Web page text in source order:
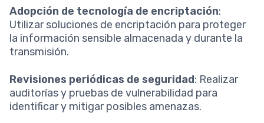
Adopción de tecnología de encriptación:
Utilizar soluciones de encriptación para proteger
la información sensible almacenada y durante la
transmisión.
Revisiones periódicas de seguridad: Realizar
auditorías y pruebas de vulnerabilidad para
identificar y mitigar posibles amenazas.